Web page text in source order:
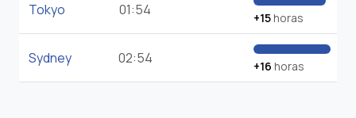
Tokyo 01:54 +15horas
Sydney 02:54 +16 horas